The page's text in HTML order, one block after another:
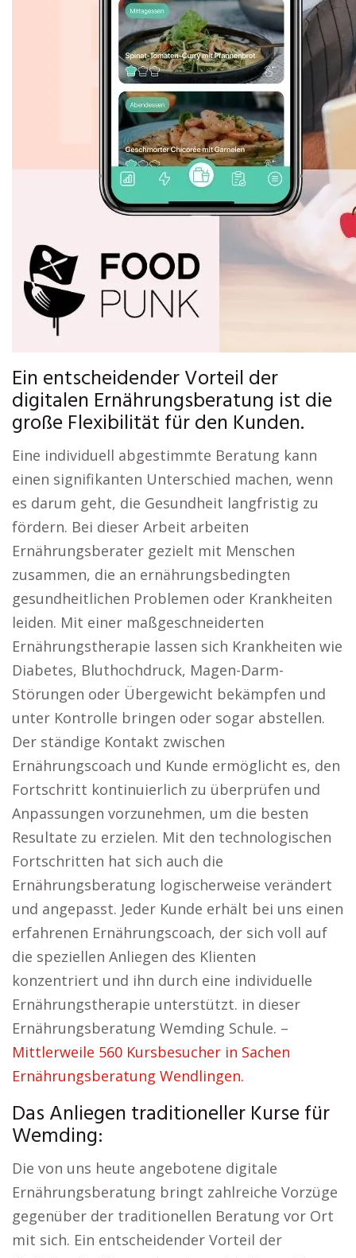
Ein entscheidender Vorteil der
digitalen Ernährungsberatung ist die
große Flexibilität für den Kunden.
Eine individuell abgestimmte Beratung kann
einen signifikanten Unterschied machen, wenn
es darum geht, die Gesundheit langfristig zu
fördern. Bei dieser Arbeit arbeiten
Ernährungsberater gezielt mit Menschen
zusammen, die an ernährungsbedingten
gesundheitlichen Problemen oder Krankheiten
leiden. Mit einer maßgeschneiderten
Ernährungstherapie lassen sich Krankheiten wie
Diabetes, Bluthochdruck, Magen-Darm-
Störungen oder Übergewicht bekämpfen und
unter Kontrolle bringen oder sogar abstellen.
Der ständige Kontakt zwischen
Ernährungscoach und Kunde ermöglicht es, den
Fortschritt kontinuierlich zu überprüfen und
Anpassungen vorzunehmen, um die besten
Resultate zu erzielen. Mit den technologischen
Fortschritten hat sich auch die
Ernährungsberatung logischerweise verändert
und angepasst. Jeder Kunde erhält bei uns einen
erfahrenen Ernährungscoach, der sich voll auf
die speziellen Anliegen des Klienten
konzentriert und ihn durch eine individuelle
Ernährungstherapie unterstützt. in dieser
Ernährungsberatung Wemding Schule. –
Mittlerweile 560 Kursbesucher in Sachen
Ernährungsberatung Wendlingen.
Das Anliegen traditioneller Kurse für
Wemding:
Die von uns heute angebotene digitale
Ernährungsberatung bringt zahlreiche Vorzüge
gegenüber der traditionellen Beratung vor Ort
mit sich. Ein entscheidender Vorteil der